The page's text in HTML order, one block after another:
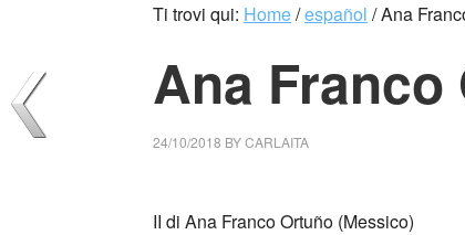
Ti trovi qui: Home/español /Ana
Ana
24/10/2018 BYCARLAITA
II di Ana Franco Ortuño (Messico)